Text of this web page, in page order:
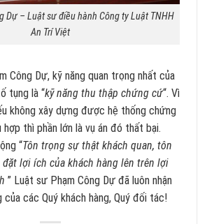
Dự – Luật sư điều hành Công ty Luật TNHH
An Trí Việt
Công Dự, kỹ năng quan trọng nhất của
tụng là “kỹ năng thu thập chứng cứ“. Vì
không xây dựng được hệ thống chứng
thì phần lớn là vụ án đó thất bại.
“Tôn trọng sự thật khách quan, tôn
lợi ích của khách hàng lên trên lợi
” Luật sư Phạm Công Dự đã luôn nhận
các Quý khách hàng, Quý đối tác!